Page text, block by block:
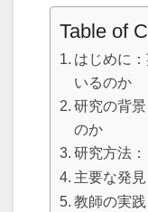
Table of
はじめに
いるのか
研究の背
のか
研究方法
主要な発
教師の実